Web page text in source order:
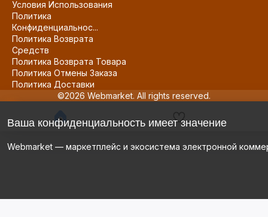
Условия Использования
Политика
Конфиденциальнос...
Политика Возврата
Средств
Политика Возврата Товара
Политика Отмены Заказа
Политика Доставки
©2026 Webmarket. All rights reserved.
Ваша конфиденциальность имеет значение
Webmarket — маркетплейс и экосистема электронной